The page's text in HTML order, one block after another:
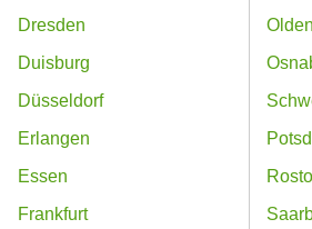
Dresden
Duisburg
Düsseldorf
Erlangen
Essen
Frankfurt